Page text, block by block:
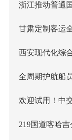
浙江推动普通
甘肃定制客运
西安现代化综
全周期护航船
欢迎试用！中
219国道喀哈